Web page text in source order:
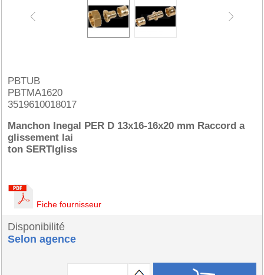
PBTUB
PBTMA1620
3519610018017
Manchon Inegal PER D 13x16-16x20 mm Raccord a
glissement lai
ton SERTIgliss
Fiche fournisseur
Disponibilité
Selon agence